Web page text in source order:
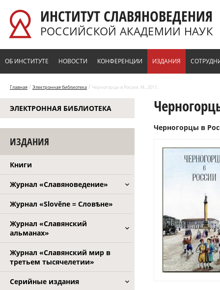
ИНСТИТУТ СЛАВЯНОВЕДЕНИЯ
РОССИЙСКОЙ АКАДЕМИИ НАУК
ОБ ИНСТИТУТЕ НОВОСТИ КОНФЕРЕНЦИИ ИЗДАНИЯ
Главная / Электронная библиотека / Черногорцы в России. М., 2011.
ЭЛЕКТРОННАЯ БИБЛИОТЕКА
ИЗДАНИЯ
Книги
Журнал «Славяноведение»
Журнал «Slověne = Словѣне»
Журнал «Славянский
альманах»
Журнал «Славянский мир в
третьем тысячелетии»
Серийные издания
Черногорцы в